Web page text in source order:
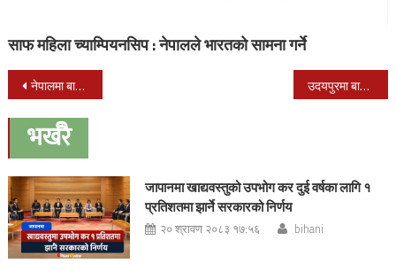
साफ महिला च्याम्पियनसिप : नेपालले भारतको सामना गर्ने
Post
navigation
नेपालमा बाढी पहिरोमा परी ३५ जनाको मृत्यु, ३२ घाइते, ३४ जना बेपत्ता उदयपुरमा बाढीले बगाउँदा दुईको मृत्यु, एक बेपत्ता
भर्खरै
जापानमा खाद्यवस्तुको उपभोग कर दुई वर्षका लागि १
प्रतिशतमा झार्ने सरकारको निर्णय
२० श्रावण २०८३ १७:५६ bihani